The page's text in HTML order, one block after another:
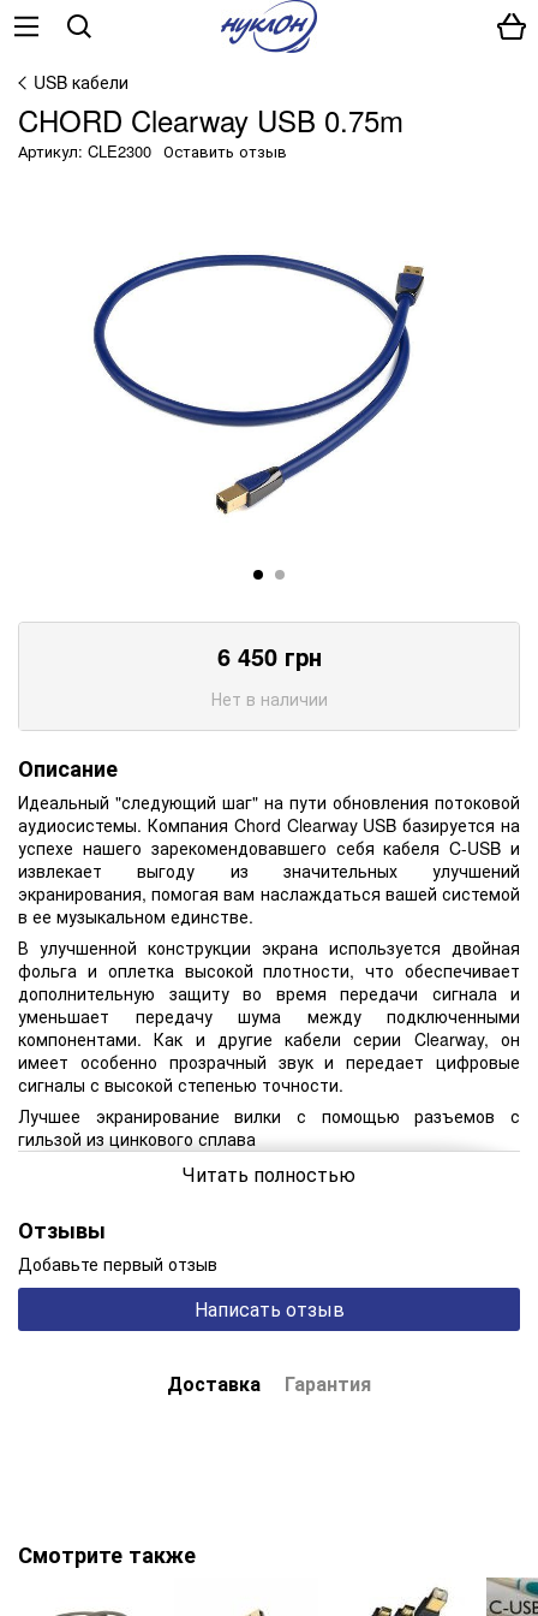
USB кабели
CHORD Clearway USB 0.75m
Артикул: CLE2300 Оставить отзыв
6 450грн
Нет в наличии
Описание
Идеальный "следующий шаг" на пути обновления потоковой
аудиосистемы. Компания Chord Clearway USB базируется на
успехе нашего зарекомендовавшего себя кабеля C-USB и
извлекает выгоду из значительных улучшений
экранирования, помогая вам наслаждаться вашей системой
в ее музыкальном единстве.
В улучшенной конструкции экрана используется двойная
фольга и оплетка высокой плотности, что обеспечивает
дополнительную защиту во время передачи сигнала и
уменьшает передачу шума между подключенными
компонентами. Как и другие кабели серии Clearway, он
имеет особенно прозрачный звук и передает цифровые
сигналы с высокой степенью точности.
Лучшее экранирование вилки с помощью разъемов с
гильзой из цинкового сплава
Золотые контакты разъема с золотом
полосой пропускания
Двухслойное экранирование фольгой
Тесьма высокой плотности
Система снятия напряжения без сжатия
Читать полностью
Отзывы
Добавьте первый отзыв
Написать отзыв
Доставка Гарантия
Смотрите также